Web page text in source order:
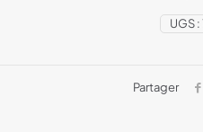
UGS :
Partager